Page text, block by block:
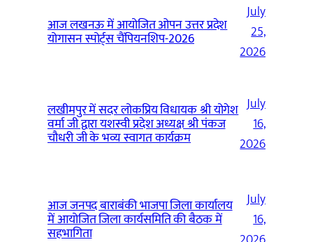
आज लखनऊ में आयोजित ओपन उत्तर प्रदेश
योगासन स्पोर्ट्स चैंपियनशिप-2026
July
25,
2026
लखीमपुर में सदर लोकप्रिय विधायक श्री योगेश
वर्मा जी द्वारा यशस्वी प्रदेश अध्यक्ष श्री पंकज
चौधरी जी के भव्य स्वागत कार्यक्रम
July
16,
2026
आज जनपद बाराबंकी भाजपा जिला कार्यालय
में आयोजित जिला कार्यसमिति की बैठक में
सहभागिता
July
16,